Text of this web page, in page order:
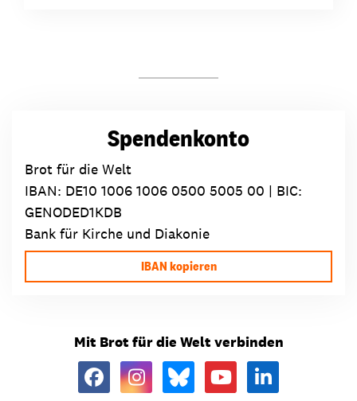
Spendenkonto
Brot für die Welt
IBAN: DE10 1006 1006 0500 5005 00 | BIC:
GENODED1KDB
Bank für Kirche und Diakonie
IBAN kopieren
Mit Brot für die Welt verbinden